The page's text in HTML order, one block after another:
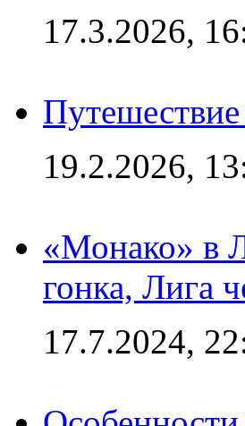
17.3.2026,
19.2.2026,
«Монако» в
гонка, Лига
17.7.2024,